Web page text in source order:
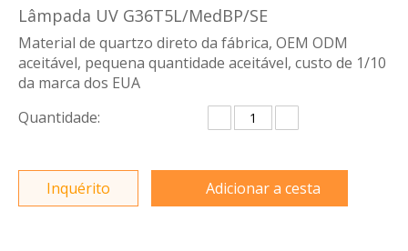
Lâmpada UV G36T5L/MedBP/SE
Material de quartzo direto da fábrica, OEM ODM
aceitável, pequena quantidade aceitável, custo de 1/10
da marca dos EUA
Quantidade:
Inquérito Adicionar a cesta